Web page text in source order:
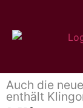
Auch die
enthält